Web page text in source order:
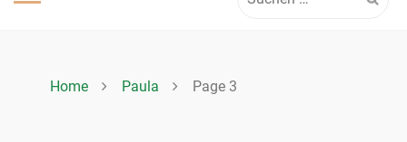
nach:
Home Paula Page 3